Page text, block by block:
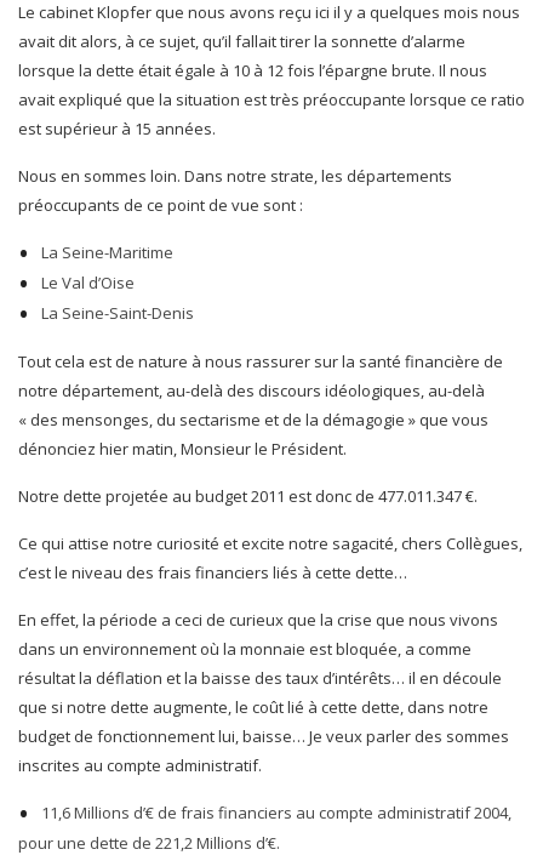
Le cabinet Klopfer que nous avons reçu ici il y a quelques mois nous
avait dit alors, à ce sujet, qu’il fallait tirer la sonnette d’alarme
lorsque la dette était égale à 10 à 12 fois l’épargne brute. Il nous
avait expliqué que la situation est très préoccupante lorsque ce ratio
est supérieur à 15 années.
Nous en sommes loin. Dans notre strate, les départements
préoccupants de ce point de vue sont :
La Seine-Maritime
Le Val d’Oise
La Seine-Saint-Denis
Tout cela est de nature à nous rassurer sur la santé financière de
notre département, au-delà des discours idéologiques, au-delà
« des mensonges, du sectarisme et de la démagogie » que vous
dénonciez hier matin, Monsieur le Président.
Notre dette projetée au budget 2011 est donc de 477.011.347 €.
Ce qui attise notre curiosité et excite notre sagacité, chers Collègues,
c’est le niveau des frais financiers liés à cette dette…
En effet, la période a ceci de curieux que la crise que nous vivons
dans un environnement où la monnaie est bloquée, a comme
résultat la déflation et la baisse des taux d’intérêts… il en découle
que si notre dette augmente, le coût lié à cette dette, dans notre
budget de fonctionnement lui, baisse… Je veux parler des sommes
inscrites au compte administratif.
11,6 Millions d’€ de frais financiers au compte administratif 2004,
pour une dette de 221,2 Millions d’€.